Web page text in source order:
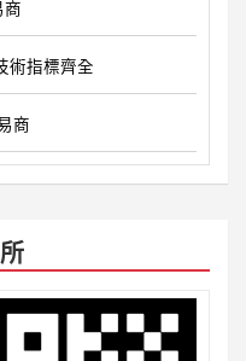
商
術指標齊全
商